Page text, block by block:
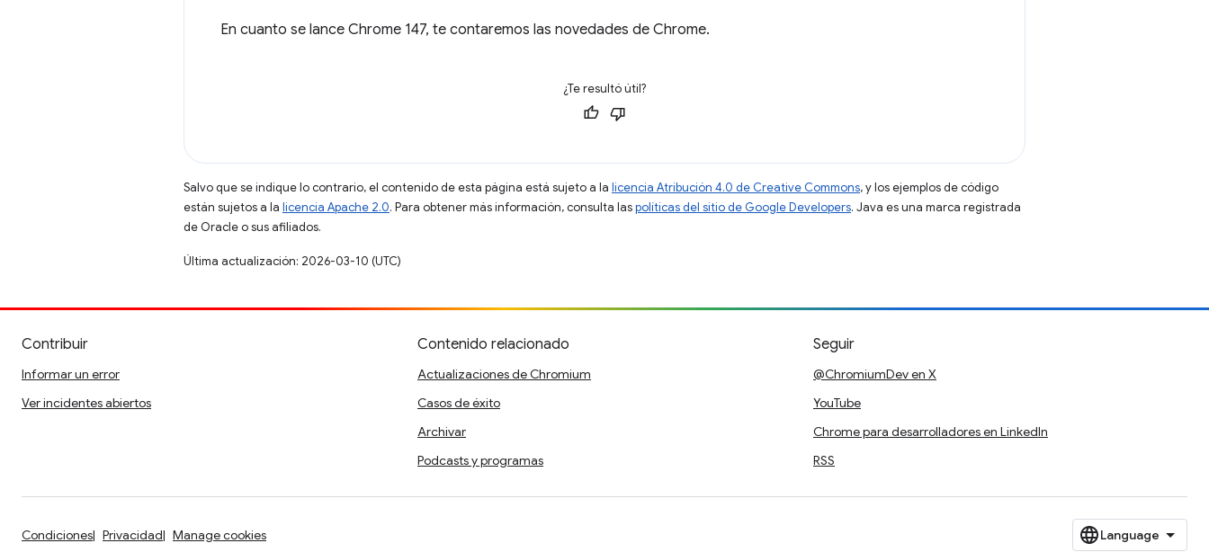
En cuanto se lance Chrome 147, te contaremos las novedades de Chrome.
¿Te resultó útil?
Salvo que se indique lo contrario, el contenido de esta página está sujeto a la licencia Atribución 4.0 de Creative Commons, y los ejemplos de código
están sujetos a la licencia Apache 2.0. Para obtener más información, consulta laspolíticas del sitio de Google Developers. Java es una marca registrada
de Oracle o sus afiliados.
Última actualización: 2026-03-10 (UTC)
Contribuir
Informar un error
Ver incidentes abiertos
Contenido relacionado
Actualizaciones de Chromium
Casos de éxito
Archivar
Podcasts y programas
Seguir
@ChromiumDev en X
YouTube
Chrome para desarrolladores en LinkedIn
RSS
Condiciones Privacidad Manage cookies